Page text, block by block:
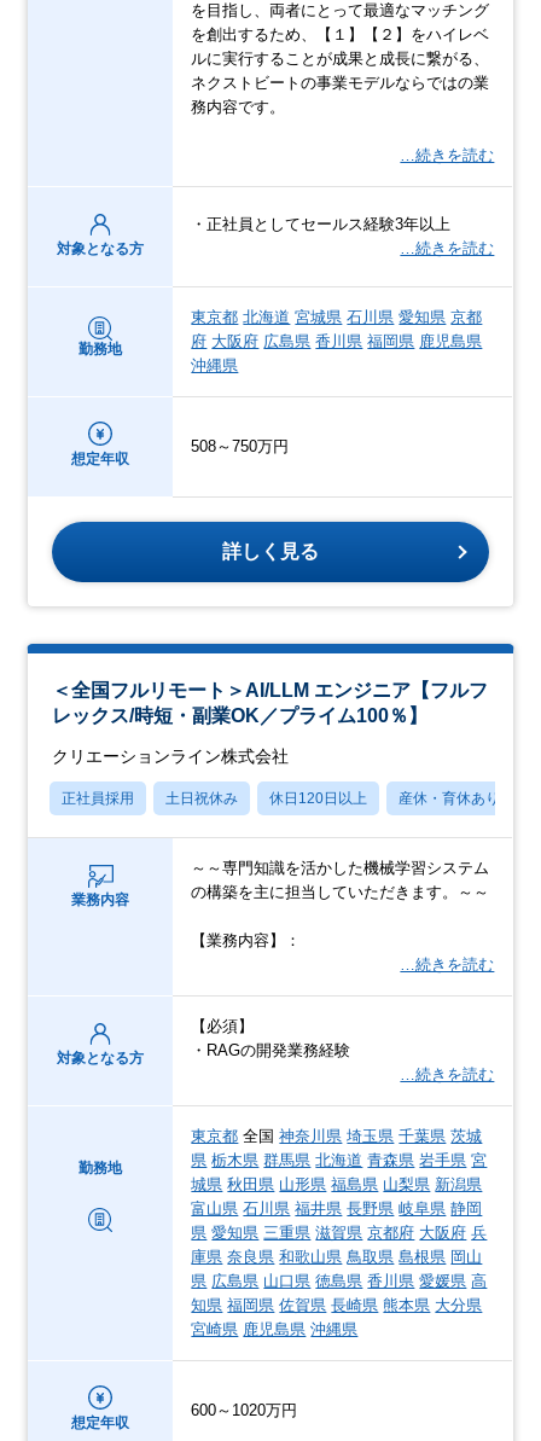
を目指し、両者にとって最適なマッチング
を創出するため、【１】【２】をハイレベ
ルに実行することが成果と成長に繋がる、
ネクストビートの事業モデルならではの業
務内容です。
…続きを読む
対象となる方
・正社員としてセールス経験3年以上
…続きを読む
勤務地
東京都 北海道 宮城県 石川県 愛知県 京都
府 大阪府 広島県 香川県 福岡県 鹿児島県
沖縄県
想定年収
508～750万円
詳しく見る
＜全国フルリモート＞AI/LLM エンジニア【フルフ
レックス/時短・副業OK／プライム100％】
クリエーションライン株式会社
正社員採用 土日祝休み 休日120日以上 産休・育休あり
業務内容
～～専門知識を活かした機械学習システム
の構築を主に担当していただきます。～～
【業務内容】：
…続きを読む
対象となる方
【必須】
・RAGの開発業務経験
…続きを読む
勤務地
東京都 全国神奈川県 埼玉県 千葉県 茨城
県 栃木県 群馬県 北海道 青森県 岩手県 宮
城県 秋田県 山形県 福島県 山梨県 新潟県
富山県 石川県 福井県 長野県 岐阜県 静岡
県 愛知県 三重県 滋賀県 京都府 大阪府 兵
庫県 奈良県 和歌山県 鳥取県 島根県 岡山
県 広島県 山口県 徳島県 香川県 愛媛県 高
知県 福岡県 佐賀県 長崎県 熊本県 大分県
宮崎県 鹿児島県 沖縄県
想定年収
600～1020万円